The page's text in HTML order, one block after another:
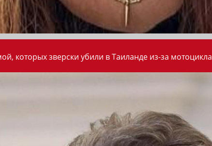
которых зверски убили в Таиланде из-за мотоцикла